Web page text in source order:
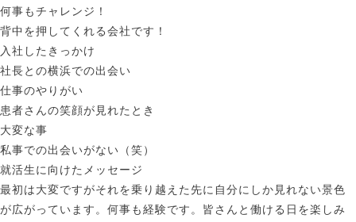
何事もチャレンジ！
背中を押してくれる会社です！
入社したきっかけ
社長との横浜での出会い
仕事のやりがい
患者さんの笑顔が見れたとき
大変な事
私事での出会いがない（笑）
就活生に向けたメッセージ
最初は大変ですがそれを乗り越えた先に自分にしか見れない景色
が広がっています。何事も経験です。皆さんと働ける日を楽しみ